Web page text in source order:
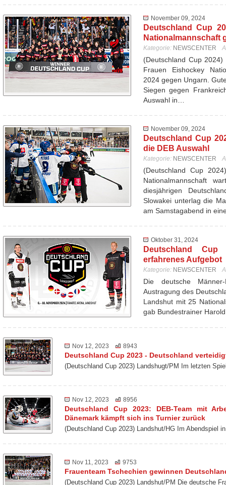
November 09, 2024
Deutschland Cup
Nationalmannschaft
Kategorie: NEWSCENTER
(Deutschland Cup
Frauen Eishockey
2024 gegen Ungarn.
Siegen gegen
Auswahl in…
November 09, 2024
Deutschland Cup
die DEB Auswahl
Kategorie: NEWSCENTER
(Deutschland Cup
Nationalmannschaft
diesjährigen
Slowakei unterlag die
am Samstagabend in
Oktober 31, 2024
Deutschland
erfahrenes Aufgebot
Kategorie: NEWSCENTER
Die deutsche
Austragung des
Landshut mit 25
gab Bundestrainer
Nov 12, 2023 8943
Deutschland Cup 2023 - Deutschland
(Deutschland Cup 2023) Landshugt/PM Im letzten
Nov 12, 2023 8956
Deutschland Cup 2023: DEB-Team mit
Dänemark kämpft sich ins Turnier zurück
(Deutschland Cup 2023) Landshut/HG Im Abendspiel
Nov 11, 2023 9753
Frauenteam Tschechien gewinnen
(Deutschland Cup 2023) Landshut/PM Die deutsche